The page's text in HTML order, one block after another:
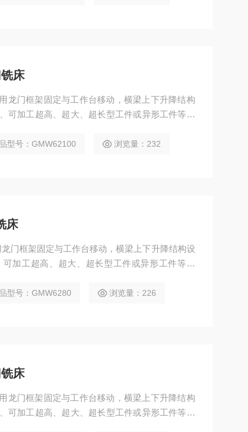
床
龙门框架固定与工作台移动，横梁上下升降结构
可加工超高、超大、超长型工件或异形工件等特
工，并支持选配附件铣头完成五面复合加工。
型号：GMW62100 浏览量：232
床
门框架固定与工作台移动，横梁上下升降结构设
加工超高、超大、超长型工件或异形工件等特
工，并支持选配附件铣头完成五面复合加工。
型号：GMW6280 浏览量：226
床
龙门框架固定与工作台移动，横梁上下升降结构
可加工超高、超大、超长型工件或异形工件等特